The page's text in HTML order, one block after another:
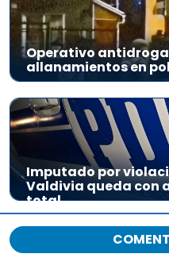
Operativo
allanamientos en
Imputado por
Valdivia queda con
total